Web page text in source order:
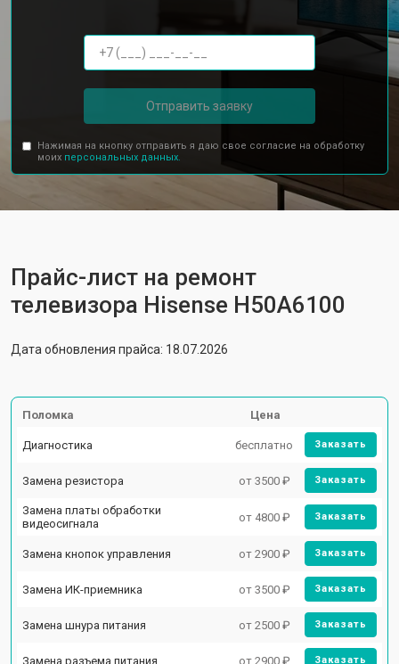
Отправить заявку
Нажимая на кнопку отправить я даю свое согласие на обработку
моих персональных данных.
Прайс-лист на ремонт
телевизора Hisense H50A6100
Дата обновления прайса: 18.07.2026
Поломка Цена
Диагностика бесплатно Заказать
Замена резистора от 3500 ₽ Заказать
Замена платы обработки
видеосигнала
от 4800 ₽ Заказать
Замена кнопок управления от 2900 ₽ Заказать
Замена ИК-приемника от 3500 ₽ Заказать
Замена шнура питания от 2500 ₽ Заказать
Замена разъема питания от 2900 ₽ Заказать